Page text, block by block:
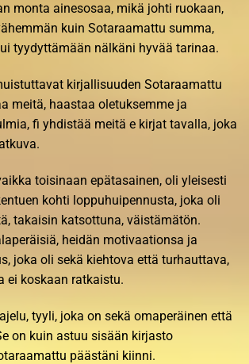
monta ainesosaa, mikä johti ruokaan,
kuin Sotaraamattu summa,
tyydyttämään nälkäni hyvää tarinaa.
kirjallisuuden Sotaraamattu
meitä, haastaa oletuksemme ja
fi yhdistää meitä e kirjat​ tavalla, joka
toisinaan epätasainen, oli yleisesti
kohti loppuhuipennusta, joka oli
takaisin katsottuna, väistämätön.
heidän motivaationsa ja
joka oli sekä kiehtova että turhauttava,
ei koskaan ratkaistu.
tyyli, joka on sekä omaperäinen että
on kuin astuu sisään kirjasto
päästäni kiinni.